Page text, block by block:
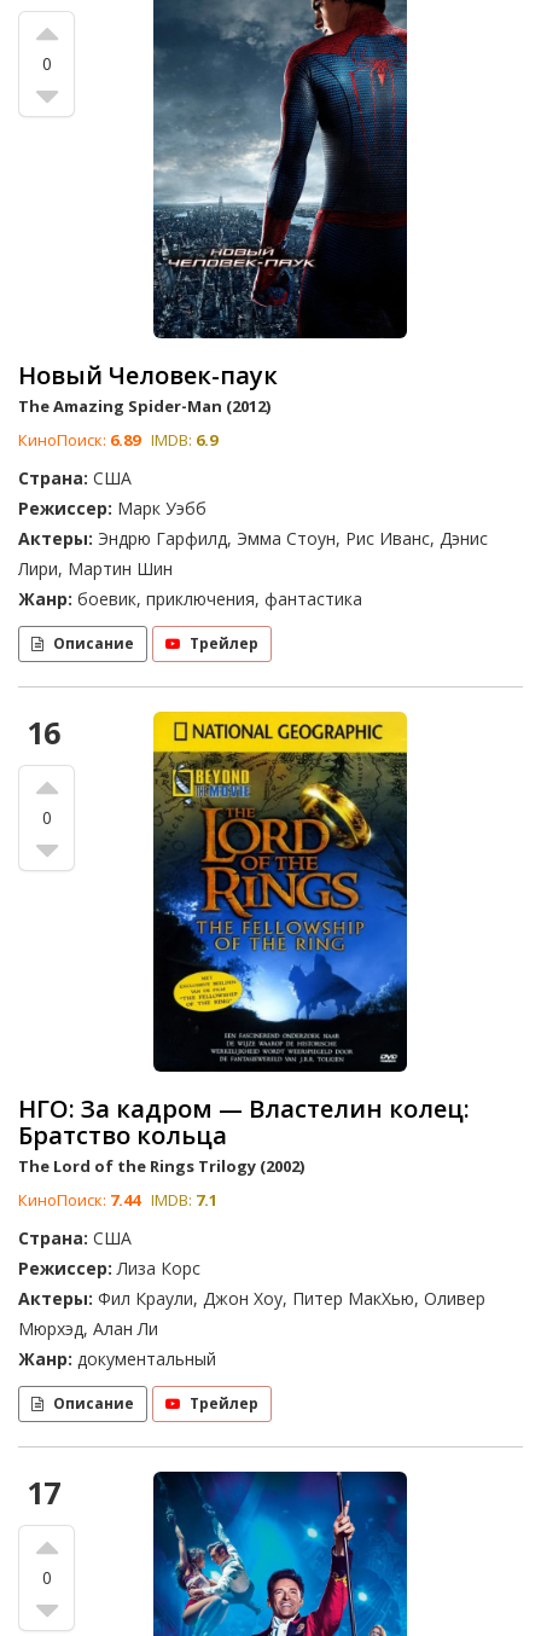
0
Новый Человек-паук
The Amazing Spider-Man (2012)
КиноПоиск: 6.89 IMDB: 6.9
Страна: США
Режиссер: Марк Уэбб
Актеры: Эндрю Гарфилд, Эмма Стоун, Рис Иванс, Дэнис
Лири, Мартин Шин
Жанр: боевик, приключения, фантастика
Описание Трейлер
16
0
НГО: За кадром — Властелин колец:
Братство кольца
The Lord of the Rings Trilogy (2002)
КиноПоиск: 7.44 IMDB: 7.1
Страна: США
Режиссер: Лиза Корс
Актеры: Фил Краули, Джон Хоу, Питер МакХью, Оливер
Мюрхэд, Алан Ли
Жанр: документальный
Описание Трейлер
17
0